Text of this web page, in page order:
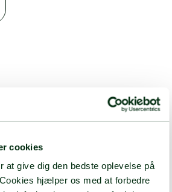
cookies
at give dig den bedste oplevelse på
hjælper os med at forbedre